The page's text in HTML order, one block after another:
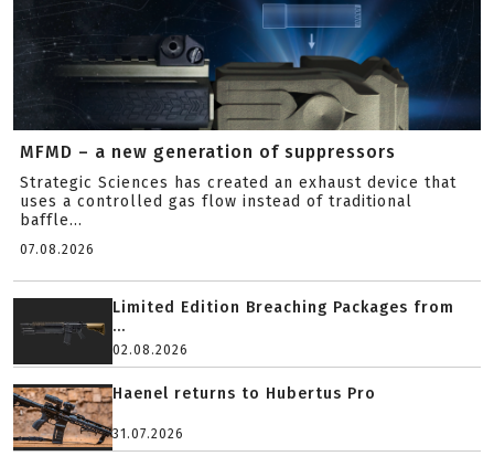
MFMD – a new generation of suppressors
Strategic Sciences has created an exhaust device that
uses a controlled gas flow instead of traditional
baffle...
07.08.2026
Limited Edition Breaching Packages from
...
02.08.2026
Haenel returns to Hubertus Pro
31.07.2026